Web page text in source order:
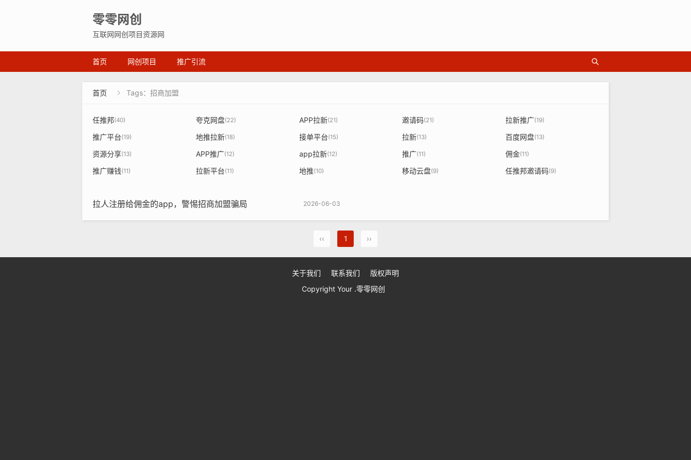
零零网创
互联网网创项目资源网
首页 网创项目 推广引流
首页  Tags：招商加盟
任推邦(40) 夸克网盘(22) APP拉新(21) 邀请码(21) 拉新推广(19)
推广平台(19) 地推拉新(18) 接单平台(15) 拉新(13) 百度网盘(13)
资源分享(13) APP推广(12) app拉新(12) 推广(11) 佣金(11)
推广赚钱(11) 拉新平台(11) 地推(10) 移动云盘(9) 任推邦邀请码(9)
2026-06-03
拉人注册给佣金的app，警惕招商加盟骗局
‹‹ 1 ››
关于我们 联系我们
版权声明
Copyright Your .零零网创